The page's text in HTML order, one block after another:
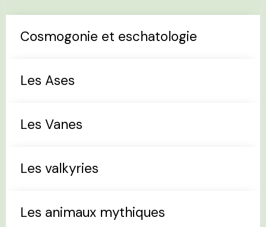
Cosmogonie et eschatologie
Les Ases
Les Vanes
Les valkyries
Les animaux mythiques